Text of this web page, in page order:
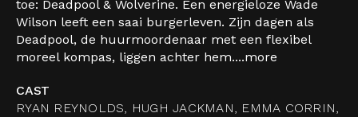
toe: Deadpool & Wolverine. Een energieloze Wade
Wilson leeft een saai burgerleven. Zijn dagen als
Deadpool, de huurmoordenaar met een flexibel
moreel kompas, liggen achter hem....more
CAST
RYAN REYNOLDS, HUGH JACKMAN, EMMA CORRIN,